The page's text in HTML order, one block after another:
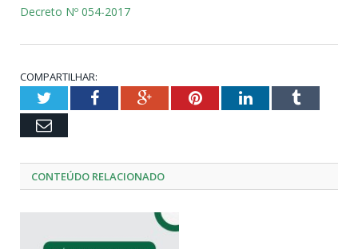
Decreto Nº 054-2017
COMPARTILHAR:
TwitterFacebookGoogle+PinterestLinkedInTumblr
Email
CONTEÚDO RELACIONADO